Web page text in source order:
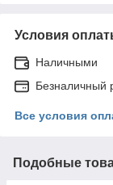
Условия
Наличными
Безналичный
Все условия
Подобные